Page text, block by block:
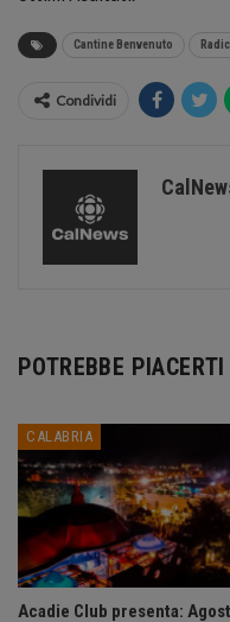
Cantine Benvenuto
Condividi
POTREBBE
CALABRIA
Acadie Club presenta: